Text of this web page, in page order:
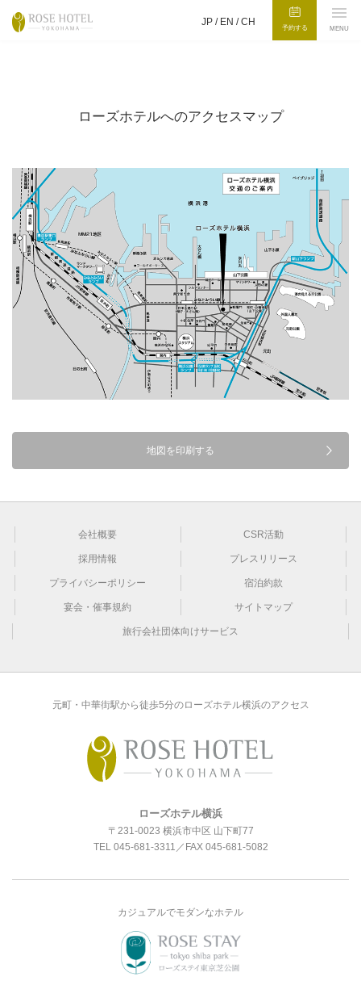
JP / EN /CH
予約する MENU
ローズホテルへのアクセスマップ
会社概要 CSR活動
採用情報 プレスリリース
プライバシーポリシー 宿泊約款
宴会・催事規約 サイトマップ
旅行会社団体向けサービス
元町・中華街駅から徒歩5分のローズホテル横浜のアクセス
ローズホテル横浜
〒231-0023 横浜市中区 山下町77
TEL 045-681-3311 ／FAX 045-681-5082
カジュアルでモダンなホテル